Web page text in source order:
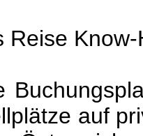
Reise Know-
auf